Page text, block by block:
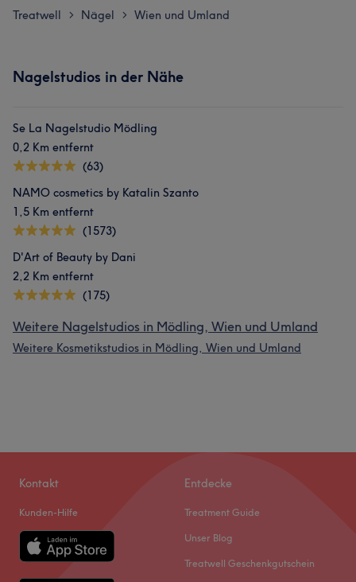
Treatwell > Nägel > Wien und Umland
Nagelstudios in der Nähe
Se La Nagelstudio Mödling
0,2 Km entfernt
(63)
NAMO cosmetics by Katalin Szanto
1,5 Km entfernt
(1573)
D'Art of Beauty by Dani
2,2 Km entfernt
(175)
Weitere Nagelstudios in Mödling, Wien und Umland
Weitere Kosmetikstudios in Mödling, Wien und Umland
Kontakt
Kunden-Hilfe
Entdecke
Treatment Guide
Unser Blog
Treatwell Geschenkgutschein